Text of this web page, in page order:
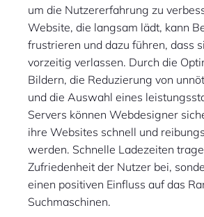
um die Nutzererfahrung zu
Website, die langsam lädt, kann
frustrieren und dazu führen, dass
vorzeitig verlassen. Durch die
Bildern, die Reduzierung von
und die Auswahl eines
Servers können Webdesigner
ihre Websites schnell und
werden. Schnelle Ladezeiten
Zufriedenheit der Nutzer bei,
einen positiven Einfluss auf das
Suchmaschinen.